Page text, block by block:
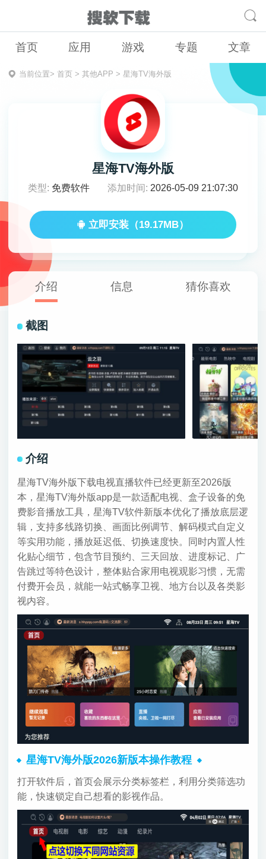
首页 应用 游戏 专题 文章
当前位置> 首页> 其他APP > 星海TV海外版
星海TV海外版
类型: 免费软件 添加时间: 2026-05-09 21:07:30
立即安装（19.17MB）
介绍 信息 猜你喜欢
截图
介绍
星海TV海外版下载电视直播软件已经更新至2026版
本，星海TV海外版app是一款适配电视、盒子设备的免
费影音播放工具，星海TV软件新版本优化了播放底层逻
辑，支持多线路切换、画面比例调节、解码模式自定义
等实用功能，播放延迟低、切换速度快。同时内置人性
化贴心细节，包含节目预约、三天回放、进度标记、广
告跳过等特色设计，整体贴合家用电视观影习惯，无需
付费开会员，就能一站式畅享卫视、地方台以及各类影
视内容。
星海TV海外版2026新版本操作教程
打开软件后，首页会展示分类标签栏，利用分类筛选功
能，快速锁定自己想看的影视作品。